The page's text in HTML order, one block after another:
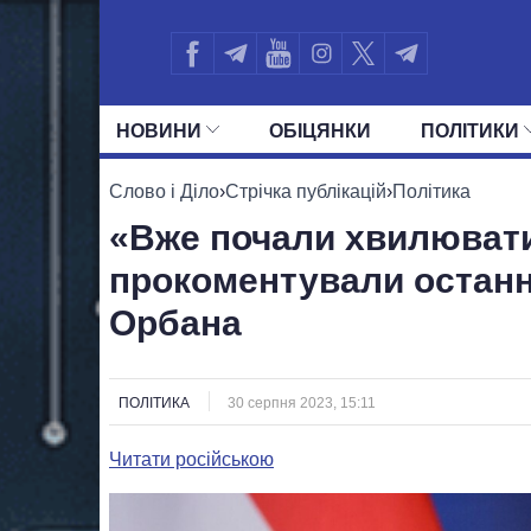
НОВИНИ ОБIЦЯНКИ ПОЛIТИКИ
УСІ ПОЛІТИКИ ПРЕЗИДЕНТ І ОФІС
Слово і Діло›Стрічка публікацій›Політика
«Вже почали
прокоментували
Орбана
ПОЛІТИКА 30 серпня 2023, 15:11
Читати російською